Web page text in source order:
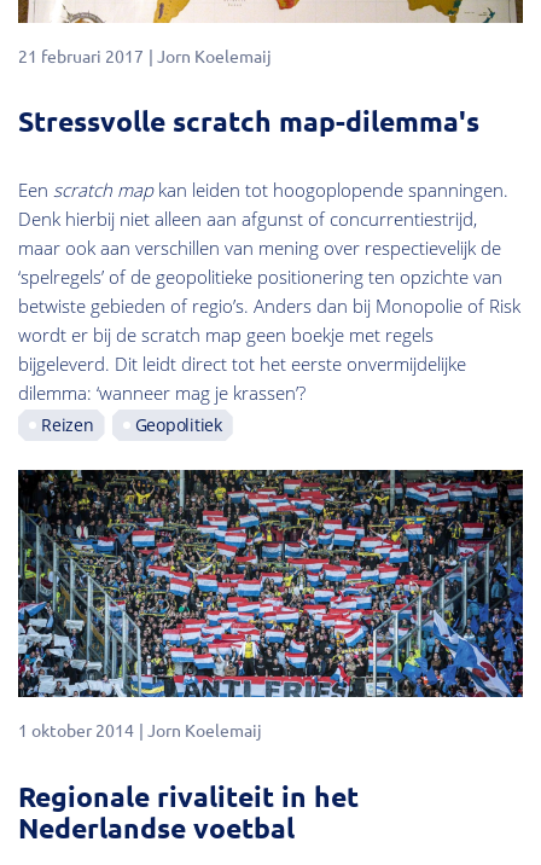
21 februari 2017 Jorn Koelemaij
Stressvolle scratch map-dilemma's
Een scratch mapkan leiden tot hoogoplopende spanningen.
Denk hierbij niet alleen aan afgunst of concurrentiestrijd,
maar ook aan verschillen van mening over respectievelijk de
‘spelregels’ of de geopolitieke positionering ten opzichte van
betwiste gebieden of regio’s. Anders dan bij Monopolie of Risk
wordt er bij de scratch map geen boekje met regels
bijgeleverd. Dit leidt direct tot het eerste onvermijdelijke
dilemma: ‘wanneer mag je krassen’?
Reizen Geopolitiek
1 oktober 2014 Jorn Koelemaij
Regionale rivaliteit in het
Nederlandse voetbal